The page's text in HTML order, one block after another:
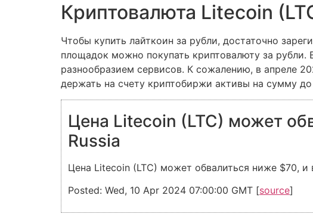
Криптовалюта Litecoin
Чтобы купить лайткоин за рубли, достаточно
площадок можно покупать криптовалюту за
разнообразием сервисов. К сожалению, в апреле
держать на счету криптобиржи активы на сумму
Цена Litecoin (LTC) может
Russia
Цена Litecoin (LTC) может обвалиться ниже $70, и
Posted: Wed, 10 Apr 2024 07:00:00 GMT [source]